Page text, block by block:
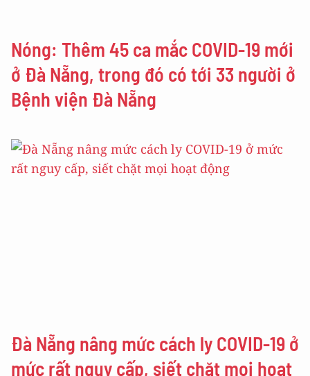
Nóng: Thêm 45 ca mắc COVID-19 mới
ở Đà Nẵng, trong đó có tới 33 người ở
Bệnh viện Đà Nẵng
Đà Nẵng nâng mức cách ly COVID-19 ở
mức rất nguy cấp, siết chặt mọi hoạt